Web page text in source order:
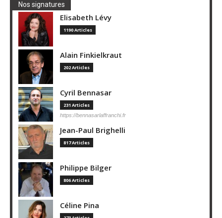
Nos signatures
Elisabeth Lévy
1190 Articles
Alain Finkielkraut
202 Articles
Cyril Bennasar
231 Articles
https://bennasarlaffranchi.fr
Jean-Paul Brighelli
817 Articles
Philippe Bilger
806 Articles
Céline Pina